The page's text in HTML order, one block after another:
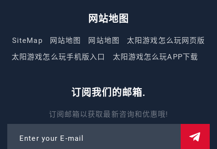
网站地图
SiteMap 网站地图 网站地图
太阳游戏怎么玩网页版
太阳游戏怎么玩手机版入口
太阳游戏怎么玩APP下载
订阅我们的邮箱.
订阅邮箱以获取最新咨询和优惠哦!
Enter your E-mail